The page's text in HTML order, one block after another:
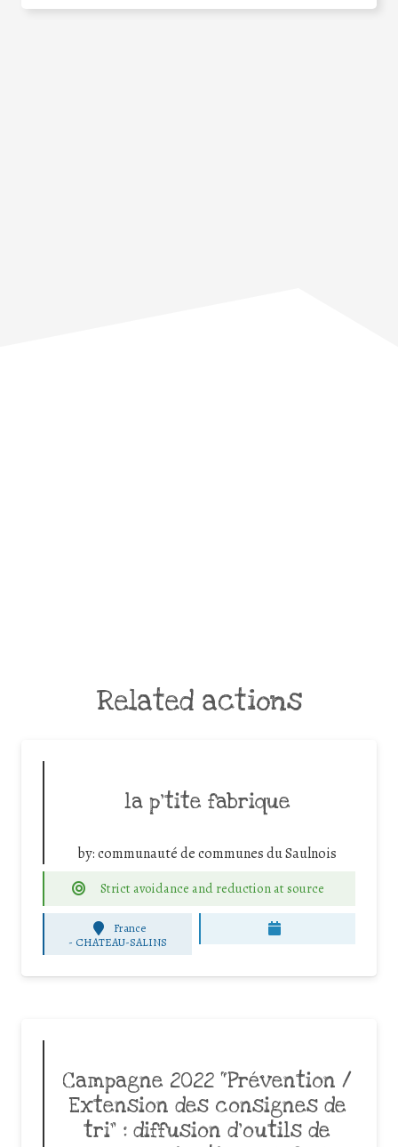
Related actions
la p’tite fabrique
by:communauté de communes du Saulnois
Strict avoidance and reduction at source
France
- CHATEAU-SALINS
Campagne 2022 “Prévention /
Extension des consignes de
tri” : diffusion d’outils de